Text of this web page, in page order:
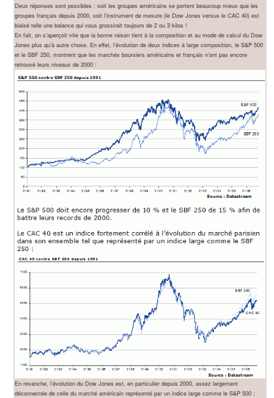
Deux réponses sont possibles : soit les groupes américains se portent beaucoup mieux que les
groupes français depuis 2000, soit l’instrument de mesure (le Dow Jones versus le CAC 40) est
biaisé telle une balance qui vous grossirait toujours de 2 ou 3 kilos !
En fait, on s’aperçoit vite que la bonne raison tient à la composition et au mode de calcul du Dow
Jones plus qu’à autre chose. En effet, l’évolution de deux indices à large composition, le S&P 500
et le SBF 250, montrent que les marchés boursiers américains et français n’ont pas encore
retrouvé leurs niveaux de 2000 :
En revanche, l’évolution du Dow Jones est, en particulier depuis 2000, assez largement
déconnectée de celle du marché américain représenté par un indice large comme le S&P 500 :